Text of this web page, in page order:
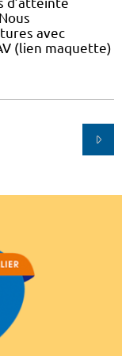
avec
(lien maquette)